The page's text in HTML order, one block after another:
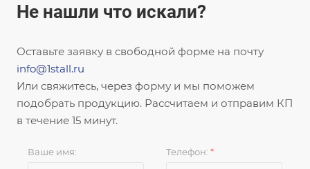
Не нашли что искали?
Оставьте заявку в свободной форме на почту
info@1stall.ru
Или свяжитесь, через форму и мы поможем
подобрать продукцию. Рассчитаем и отправим КП
в течение 15 минут.
Ваше имя: Телефон: *